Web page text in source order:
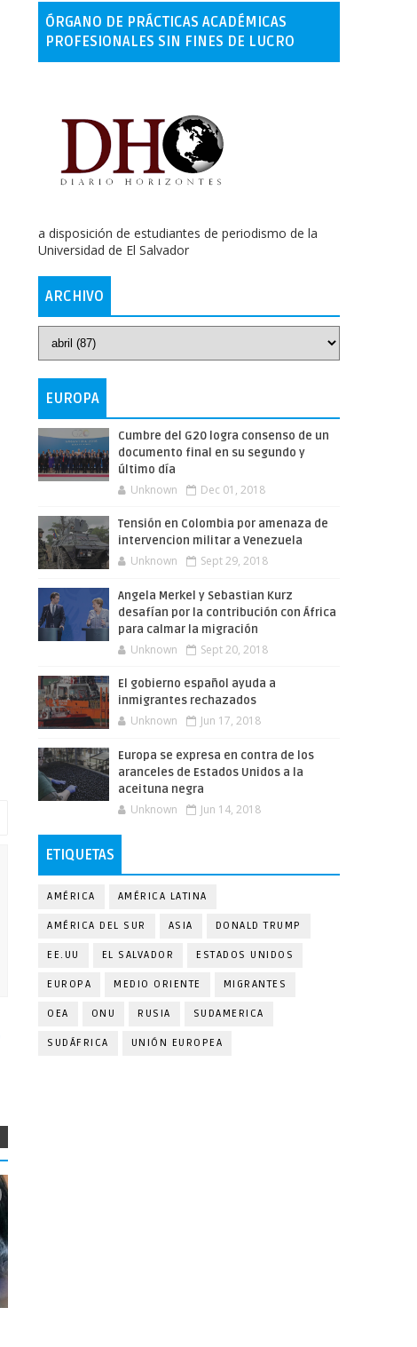
ÓRGANO DE PRÁCTICAS ACADÉMICAS
PROFESIONALES SIN FINES DE LUCRO
a disposición de estudiantes de periodismo de la
Universidad de El Salvador
ARCHIVO
EUROPA
Cumbre del G20 logra consenso de un
documento final en su segundo y
último día
Unknown Dec 01, 2018
Tensión en Colombia por amenaza de
intervencion militar a Venezuela
Unknown Sept 29, 2018
Angela Merkel y Sebastian Kurz
desafían por la contribución con África
para calmar la migración
Unknown Sept 20, 2018
El gobierno español ayuda a
inmigrantes rechazados
Unknown Jun 17, 2018
Europa se expresa en contra de los
aranceles de Estados Unidos a la
aceituna negra
Unknown Jun 14, 2018
ETIQUETAS
AMÉRICA AMÉRICA LATINA
AMÉRICA DEL SUR ASIA DONALD TRUMP
EE.UU EL SALVADOR ESTADOS UNIDOS
EUROPA MEDIO ORIENTE MIGRANTES
OEA ONU RUSIA SUDAMERICA
SUDÁFRICA UNIÓN EUROPEA